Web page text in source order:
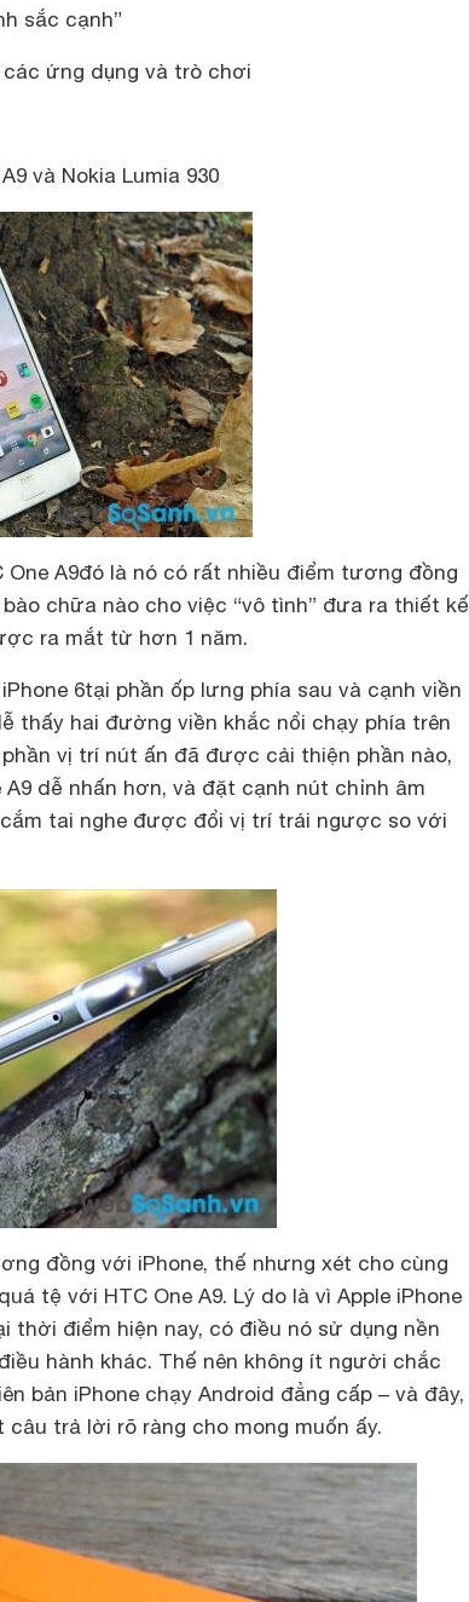
sắc cạnh”
các ứng dụng và trò chơi
và Nokia Lumia 930
A9đó là nó có rất nhiều điểm tương đồng
chữa nào cho việc “vô tình” đưa ra thiết kế
ra mắt từ hơn 1 năm.
6tại phần ốp lưng phía sau và cạnh viền
thấy hai đường viền khắc nổi chạy phía trên
vị trí nút ấn đã được cải thiện phần nào,
dễ nhấn hơn, và đặt cạnh nút chỉnh âm
tai nghe được đổi vị trí trái ngược so với
đồng với iPhone, thế nhưng xét cho cùng
tệ với HTC One A9. Lý do là vì Apple iPhone
điểm hiện nay, có điều nó sử dụng nền
hành khác. Thế nên không ít người chắc
bản iPhone chạy Android đẳng cấp – và đây,
câu trả lời rõ ràng cho mong muốn ấy.